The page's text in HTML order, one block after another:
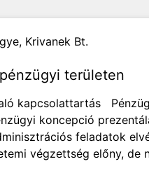
Krivanek Bt.
területen
kapcsolattartás
koncepció
feladatok
végzettség előny,